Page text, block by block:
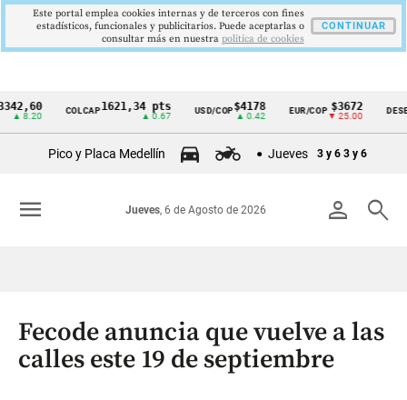
Cintillo
Colombia
COLCAP1621,34 pts USD/COP$4178
▲ 0.42
EUR/COP $3672
▼ 25.00
Pico y Placa Medellín Jueves 3 y 6 3 y 6
person search
Jueves, 6 de Agosto de 2026
menu
Fecode anuncia que vuelve a las
calles este 19 de septiembre
Este portal emplea cookies internas y de terceros con fines
estadísticos, funcionales y publicitarios. Puede aceptarlas o
consultar más en nuestra politica de cookies
CONTINUAR